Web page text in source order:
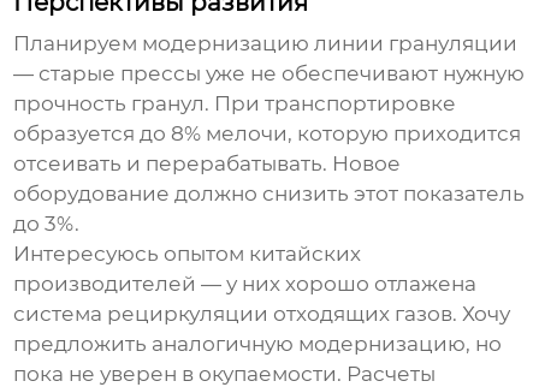
Планируем модернизацию линии грануляции
— старые прессы уже не обеспечивают нужную
прочность гранул. При транспортировке
образуется до 8% мелочи, которую приходится
отсеивать и перерабатывать. Новое
оборудование должно снизить этот показатель
до 3%.
Интересуюсь опытом китайских
производителей — у них хорошо отлажена
система рециркуляции отходящих газов. Хочу
предложить аналогичную модернизацию, но
пока не уверен в окупаемости. Расчеты